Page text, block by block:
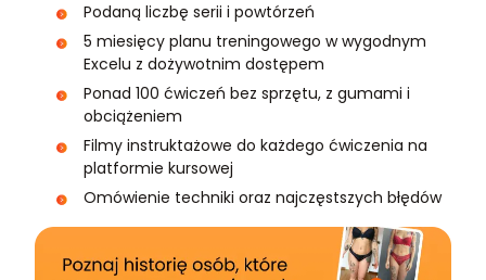
Podaną liczbę serii i powtórzeń
5 miesięcy planu treningowego w wygodnym
Excelu z dożywotnim dostępem
Ponad 100 ćwiczeń bez sprzętu, z gumami i
obciążeniem
Filmy instruktażowe do każdego ćwiczenia na
platformie kursowej
Omówienie techniki oraz najczęstszych błędów